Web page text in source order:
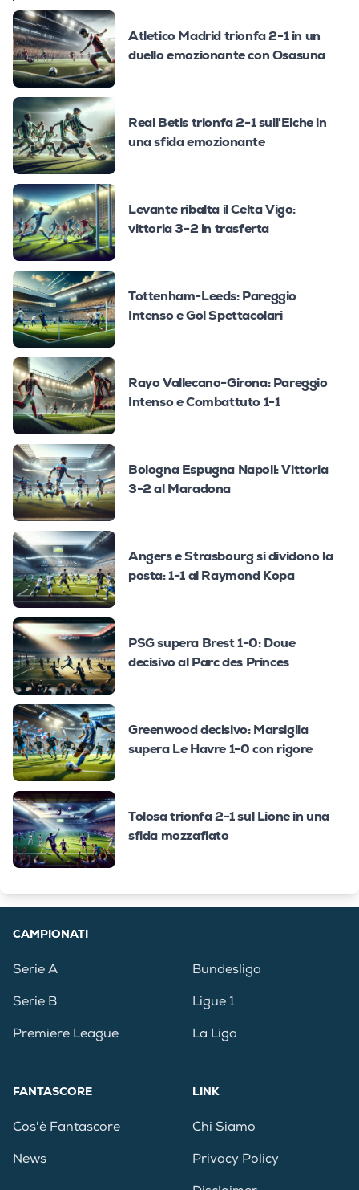
Atletico Madrid trionfa 2-1 in un
duello emozionante con Osasuna
Real Betis trionfa 2-1 sull'Elche in
una sfida emozionante
Levante ribalta il Celta Vigo:
vittoria 3-2 in trasferta
Tottenham-Leeds: Pareggio
Intenso e Gol Spettacolari
Rayo Vallecano-Girona: Pareggio
Intenso e Combattuto 1-1
Bologna Espugna Napoli: Vittoria
3-2 al Maradona
Angers e Strasbourg si dividono la
posta: 1-1 al Raymond Kopa
PSG supera Brest 1-0: Doue
decisivo al Parc des Princes
Greenwood decisivo: Marsiglia
supera Le Havre 1-0 con rigore
Tolosa trionfa 2-1 sul Lione in una
sfida mozzafiato
CAMPIONATI
Serie A
Serie B
Premiere League
Bundesliga
Ligue 1
La Liga
FANTASCORE
Cos'è Fantascore
News
LINK
Chi Siamo
Privacy Policy